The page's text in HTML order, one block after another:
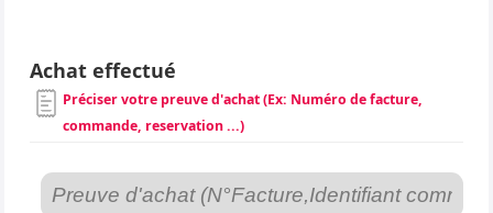
Achat effectué
Préciser votre preuve d'achat (Ex: Numéro de facture,
commande, reservation ...)